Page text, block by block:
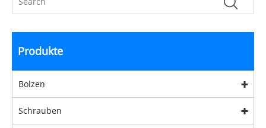
Produkte
Bolzen
Schrauben